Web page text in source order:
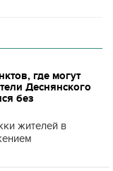
где могут
Деснянского
без
жителей в